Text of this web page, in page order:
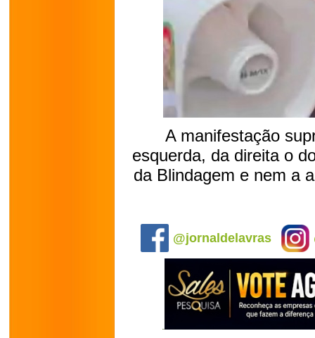
A manifestação
esquerda, da direita o
da Blindagem e nem a
@jornaldelavras